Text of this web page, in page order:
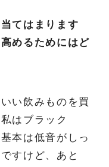
てはまります
めるためにはど
い飲みものを買
はブラック
本は低音がしっ
すけど、あと